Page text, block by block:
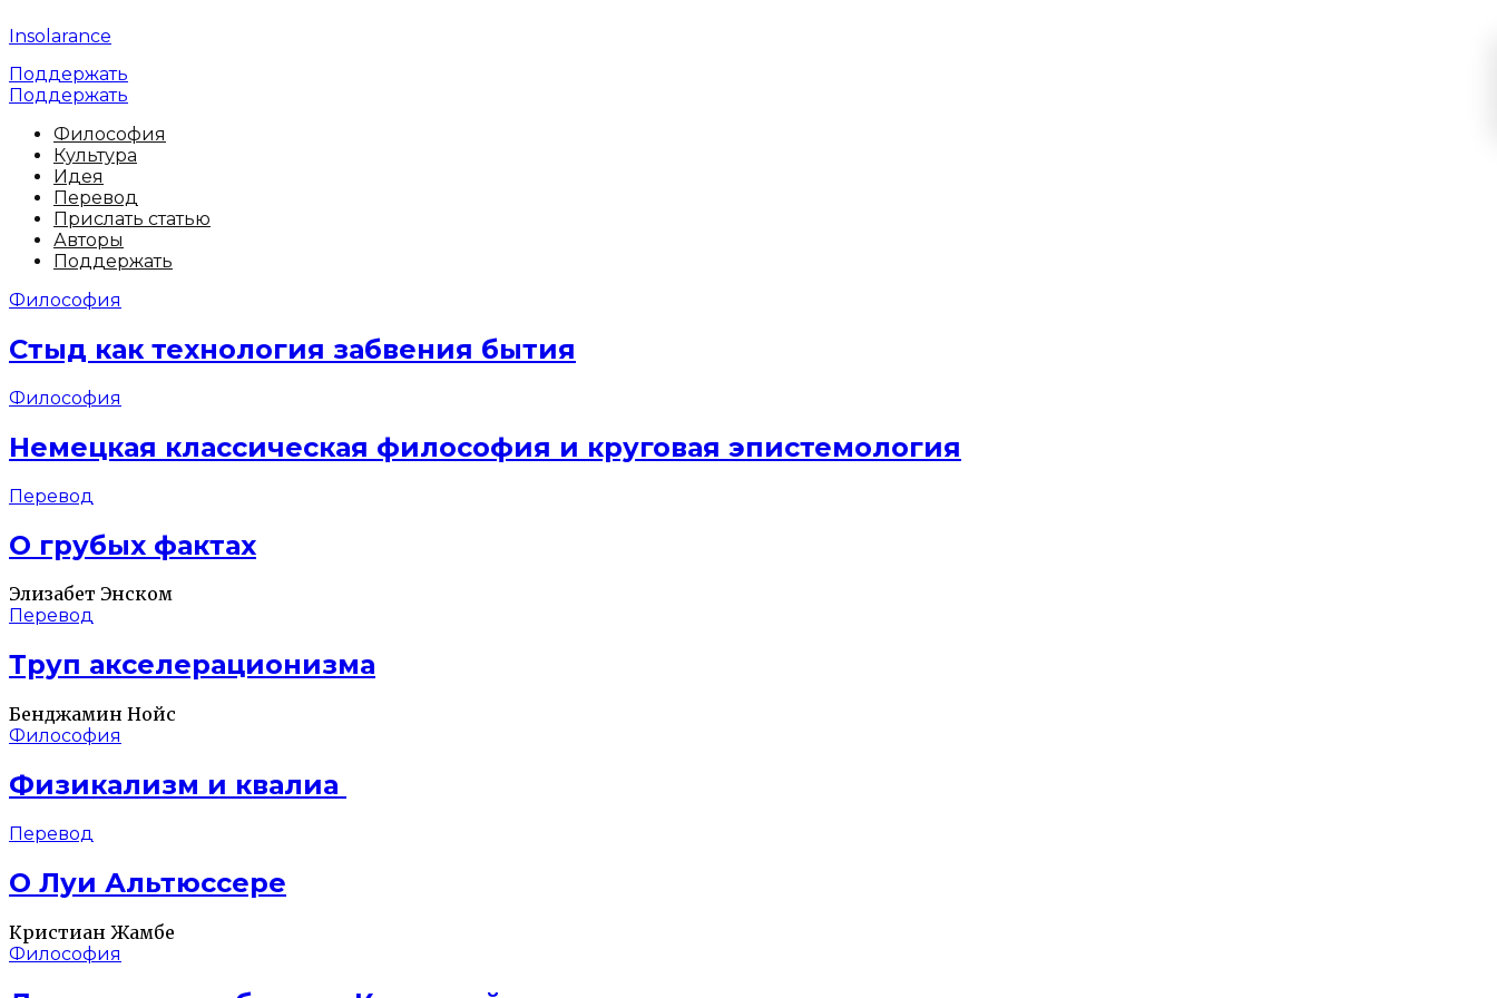
Insolarance
Поддержать
Поддержать
Философия
Культура
Идея
Перевод
Прислать статью
Авторы
Поддержать
Философия
Стыд как технология забвения бытия
Философия
Немецкая классическая философия и круговая эпистемология
Перевод
О грубых фактах
Элизабет Энском
Перевод
Труп акселерационизма
Бенджамин Нойс
Философия
Физикализм и квалиа
Перевод
О Луи Альтюссере
Кристиан Жамбе
Философия